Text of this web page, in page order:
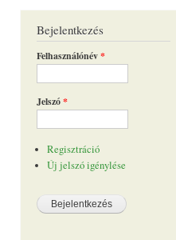
Bejelentkezés
Felhasználónév*
Jelszó*
Regisztráció
Új jelszó igénylése